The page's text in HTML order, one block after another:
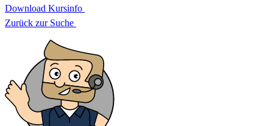
Download Kursinfo
Zurück zur Suche